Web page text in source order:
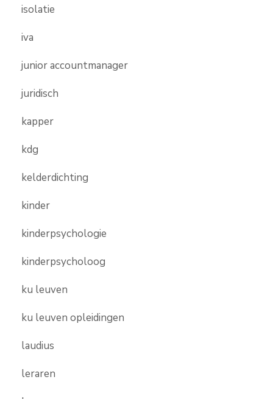
isolatie
iva
junior accountmanager
juridisch
kapper
kdg
kelderdichting
kinder
kinderpsychologie
kinderpsycholoog
ku leuven
ku leuven opleidingen
laudius
leraren